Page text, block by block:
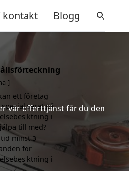
kontakt Blogg
vår offerttjänst får du den
ett företag
på
i
till med?
minst 3
för
i